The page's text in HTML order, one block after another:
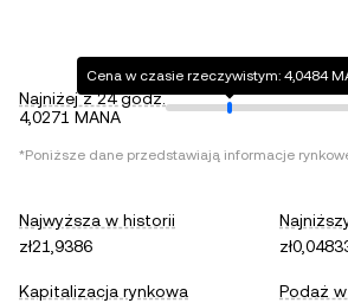
Najniżej z 24 godz.
4,0271 MANA
Cena w czasie rzeczywistym: 4,0484
*Poniższe dane przedstawiają informacje
Najwyższa w historii
zł21,9386
Kapitalizacja rynkowa
Podaż